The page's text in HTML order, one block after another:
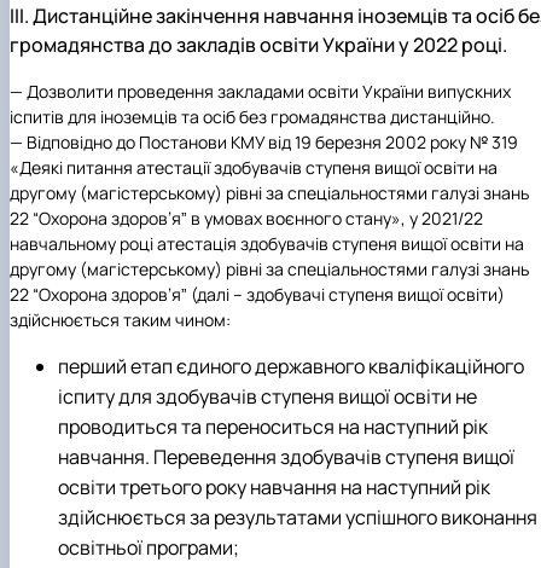
ІІІ. Дистанційне закінчення навчання іноземців та осіб
громадянства до закладів освіти України у 2022 році.
— Дозволити проведення закладами освіти України випускних
іспитів для іноземців та осіб без громадянства дистанційно.
— Відповідно до Постанови КМУ від 19 березня 2002 року № 319
«Деякі питання атестації здобувачів ступеня вищої освіти на
другому (магістерському) рівні за спеціальностями галузі знань
22 “Охорона здоров’яˮ в умовах воєнного стану», у 2021/22
навчальному році атестація здобувачів ступеня вищої освіти на
другому (магістерському) рівні за спеціальностями галузі знань
22 “Охорона здоров’яˮ (далі – здобувачі ступеня вищої освіти)
здійснюється таким чином:
перший етап єдиного державного кваліфікаційного
іспиту для здобувачів ступеня вищої освіти не
проводиться та переноситься на наступний рік
навчання. Переведення здобувачів ступеня вищої
освіти третього року навчання на наступний рік
здійснюється за результатами успішного виконання
освітньої програми;